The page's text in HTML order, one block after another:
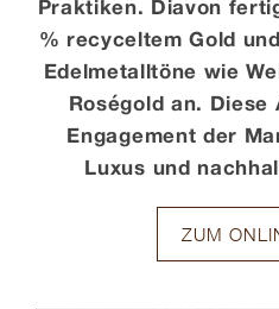
Praktiken. Diavon
% recyceltem Gold
Edelmetalltöne wie
Roségold an.
Engagement der
Luxus und
ZUM